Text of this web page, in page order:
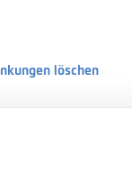
löschen